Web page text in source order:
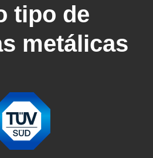
tipo de
metálicas